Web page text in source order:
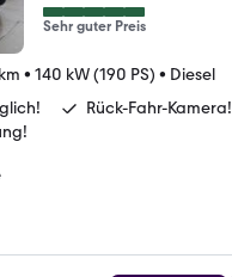
Sehr guter Preis
• 140 kW (190 PS) • Diesel
Rück-Fahr-Kamera!